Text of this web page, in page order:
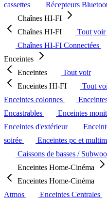
cassettes
Récepteurs
Chaînes HI-FI
Chaînes HI-FI
Tout voir
Chaînes HI-FI Connectées
Enceintes
Enceintes
Tout voir
Enceintes HI-FI
Tout
Enceintes colonnes
Encastrables
Enceintes
Enceintes d'extérieur
soirée
Enceintes pc et
Caissons de basses /
Enceintes Home-Cinéma
Enceintes Home-Cinéma
Atmos
Enceintes Centrales